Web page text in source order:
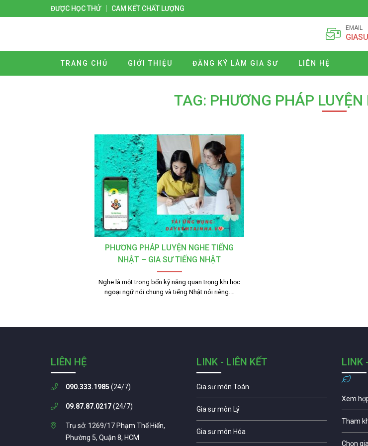
ĐƯỢC HỌC THỬ CAM KẾT CHẤT LƯỢNG
EMAIL
TRANG CHỦ GIỚI THIỆU ĐĂNG KÝ LÀM GIA SƯ LIÊN HỆ
TAG: PHƯƠNG PHÁP
PHƯƠNG PHÁP LUYỆN NGHE TIẾNG
NHẬT – GIA SƯ TIẾNG NHẬT
Nghe là một trong bốn kỹ năng quan trọng khi học
ngoại ngữ nói chung và tiếng Nhật nói riêng.…
LIÊN HỆ
090.333.1985 (24/7)
09.87.87.0217(24/7)
Trụ sở: 1269/17 Phạm Thế Hiển,
Phường 5, Quận 8, HCM
LINK - LIÊN KẾT
Gia sư môn Toán
Gia sư môn Lý
Gia sư môn Hóa
LINK
Xem
Tham
Chọn